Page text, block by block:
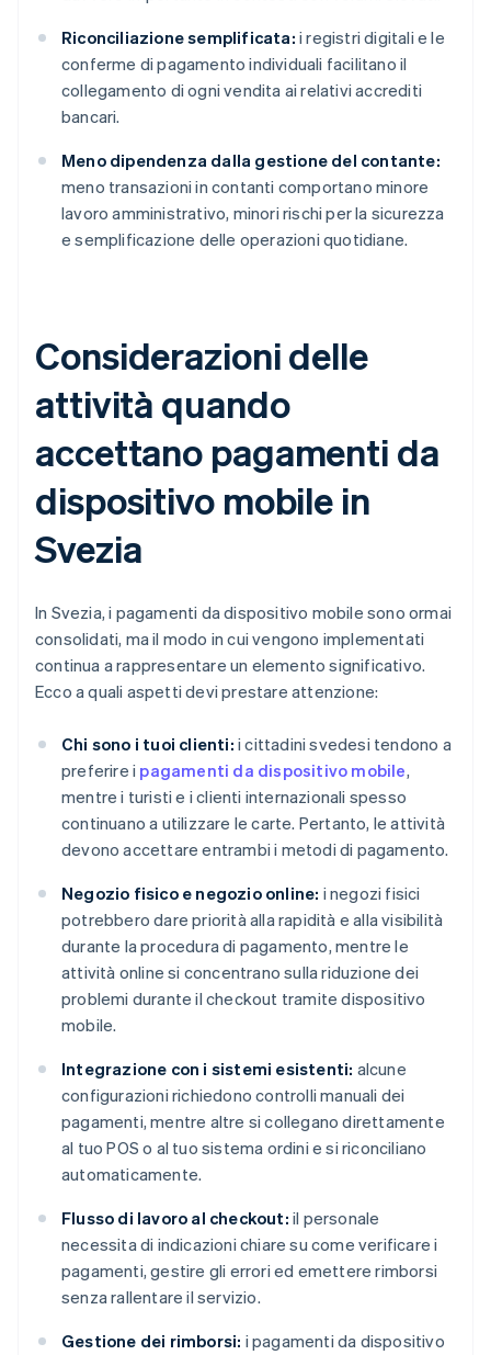
Riconciliazione semplificata: i registri digitali e le
conferme di pagamento individuali facilitano il
collegamento di ogni vendita ai relativi accrediti
bancari.
Meno dipendenza dalla gestione del contante:
meno transazioni in contanti comportano minore
lavoro amministrativo, minori rischi per la sicurezza
e semplificazione delle operazioni quotidiane.
Considerazioni delle
attività quando
accettano pagamenti da
dispositivo mobile in
Svezia
In Svezia, i pagamenti da dispositivo mobile sono ormai
consolidati, ma il modo in cui vengono implementati
continua a rappresentare un elemento significativo.
Ecco a quali aspetti devi prestare attenzione:
Chi sono i tuoi clienti: i cittadini svedesi tendono a
preferire i pagamenti da dispositivo mobile,
mentre i turisti e i clienti internazionali spesso
continuano a utilizzare le carte. Pertanto, le attività
devono accettare entrambi i metodi di pagamento.
Negozio fisico e negozio online: i negozi fisici
potrebbero dare priorità alla rapidità e alla visibilità
durante la procedura di pagamento, mentre le
attività online si concentrano sulla riduzione dei
problemi durante il checkout tramite dispositivo
mobile.
Integrazione con i sistemi esistenti: alcune
configurazioni richiedono controlli manuali dei
pagamenti, mentre altre si collegano direttamente
al tuo POS o al tuo sistema ordini e si riconciliano
automaticamente.
Flusso di lavoro al checkout: il personale
necessita di indicazioni chiare su come verificare i
pagamenti, gestire gli errori ed emettere rimborsi
senza rallentare il servizio.
Gestione dei rimborsi: i pagamenti da dispositivo